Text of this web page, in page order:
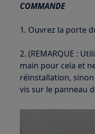
COMMANDE
1. Ouvrez la porte
2. (REMARQUE :
main pour cela et
réinstallation,
vis sur le panneau